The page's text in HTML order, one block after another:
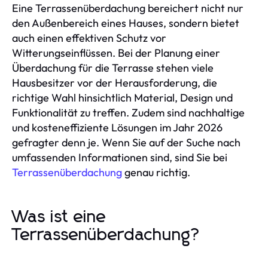
Eine Terrassenüberdachung bereichert nicht nur
den Außenbereich eines Hauses, sondern bietet
auch einen effektiven Schutz vor
Witterungseinflüssen. Bei der Planung einer
Überdachung für die Terrasse stehen viele
Hausbesitzer vor der Herausforderung, die
richtige Wahl hinsichtlich Material, Design und
Funktionalität zu treffen. Zudem sind nachhaltige
und kosteneffiziente Lösungen im Jahr 2026
gefragter denn je. Wenn Sie auf der Suche nach
umfassenden Informationen sind, sind Sie bei
Terrassenüberdachunggenau richtig.
Was ist eine
Terrassenüberdachung?